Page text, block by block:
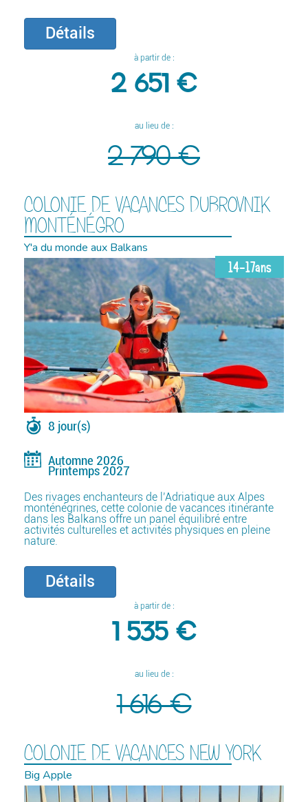
Détails
à partir de :
2 651 €
au lieu de :
2 790 €
COLONIE DE VACANCES DUBROVNIK
MONTÉNÉGRO
Y'a du monde aux Balkans
14-17ans
8 jour(s)
Automne 2026
Printemps 2027
Des rivages enchanteurs de l’Adriatique aux Alpes
monténégrines, cette colonie de vacances itinérante
dans les Balkans offre un panel équilibré entre
activités culturelles et activités physiques en pleine
nature.
Détails
à partir de :
1 535 €
au lieu de :
1 616 €
COLONIE DE VACANCES NEW YORK
Big Apple